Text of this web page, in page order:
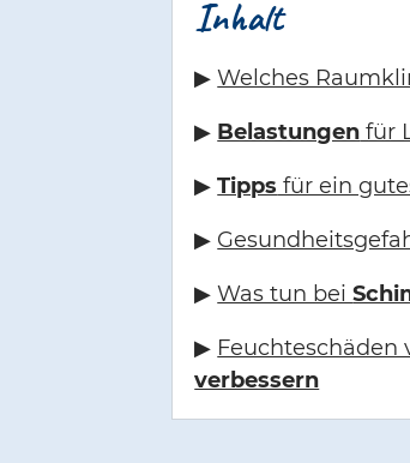
Inhalt
▶Welches
▶ Belastungen für
▶Tipps für ein
▶
▶Was tun bei
▶ Feuchteschäden
verbessern